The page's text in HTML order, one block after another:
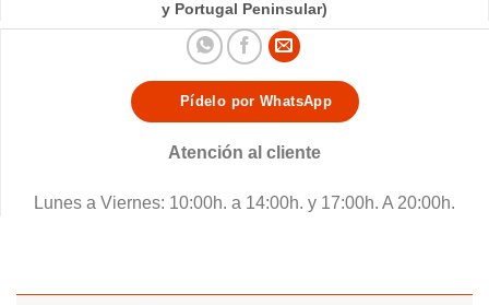
y Portugal Peninsular)
Pídelo por WhatsApp
Atención al cliente
Lunes a Viernes: 10:00h. a 14:00h. y 17:00h. A 20:00h.